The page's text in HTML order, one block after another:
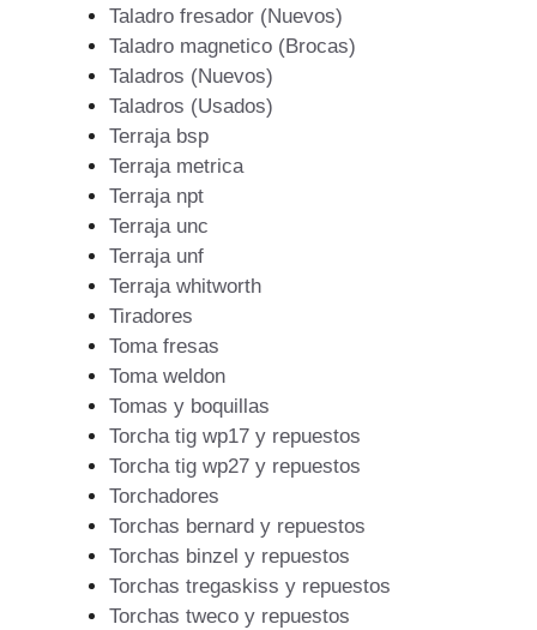
Taladro fresador (Nuevos)
Taladro magnetico (Brocas)
Taladros (Nuevos)
Taladros (Usados)
Terraja bsp
Terraja metrica
Terraja npt
Terraja unc
Terraja unf
Terraja whitworth
Tiradores
Toma fresas
Toma weldon
Tomas y boquillas
Torcha tig wp17 y repuestos
Torcha tig wp27 y repuestos
Torchadores
Torchas bernard y repuestos
Torchas binzel y repuestos
Torchas tregaskiss y repuestos
Torchas tweco y repuestos